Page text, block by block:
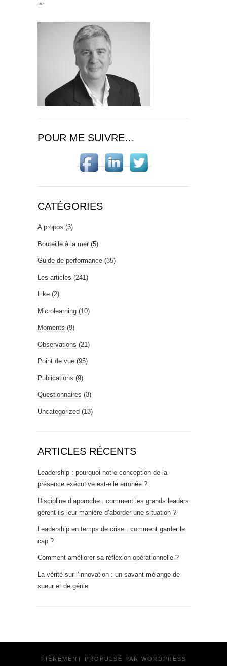
™"
POUR ME SUIVRE…
CATÉGORIES
A propos (3)
Bouteille à la mer (5)
Guide de performance (35)
Les articles (241)
Like (2)
Microlearning (10)
Moments (9)
Observations (21)
Point de vue (95)
Publications (9)
Questionnaires (3)
Uncategorized (13)
ARTICLES RÉCENTS
Leadership : pourquoi notre conception de la
présence exécutive est-elle erronée ?
Discipline d’approche : comment les grands leaders
gèrent-ils leur manière d’aborder une situation ?
Leadership en temps de crise : comment garder le
cap ?
Comment améliorer sa réflexion opérationnelle ?
La vérité sur l’innovation : un savant mélange de
sueur et de génie
FIÈREMENT PROPULSÉ PAR WORDPRESS